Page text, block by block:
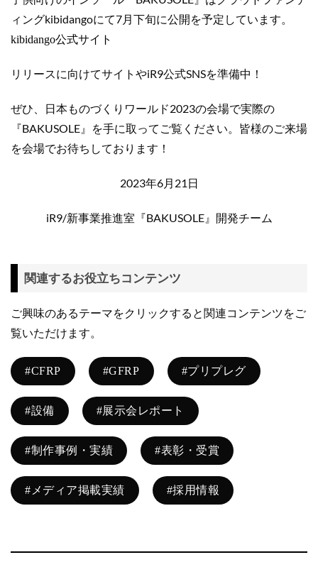
ィングkibidangoにて7月下旬に公開を予定しています。
kibidango公式サイト
リリースに向けてサイトやiR9公式SNSを準備中！
ぜひ、日本ものづくりワールド2023の会場で実際の
『BAKUSOLE』を手に取ってご覧ください。皆様のご来場
を会場でお待ちしております！
2023年6月21日
iR9/新事業推進室『BAKUSOLE』開発チーム
関連するお役立ちコンテンツ
ご興味のあるテーマをクリックすると関連コンテンツをご
覧いただけます。
#CFRP #GFRP #プリプレグ
#設備 #展示会レポート
#制作事例・実績 #表彰・受賞
#メディア掲載実績 #採用情報